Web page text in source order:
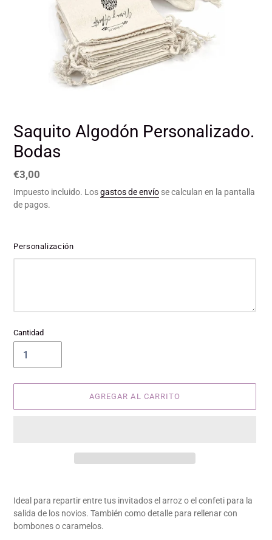
Saquito Algodón Personalizado.
Bodas
Precio
habitual
€3,00
Impuesto incluido. Losgastos de envío se calculan en la pantalla
de pagos.
Personalización
Cantidad
AGREGAR AL CARRITO
producto
a
Ideal para repartir entre tus invitados el arroz o el confeti para la
salida de los novios. También como detalle para rellenar con
bombones o caramelos.